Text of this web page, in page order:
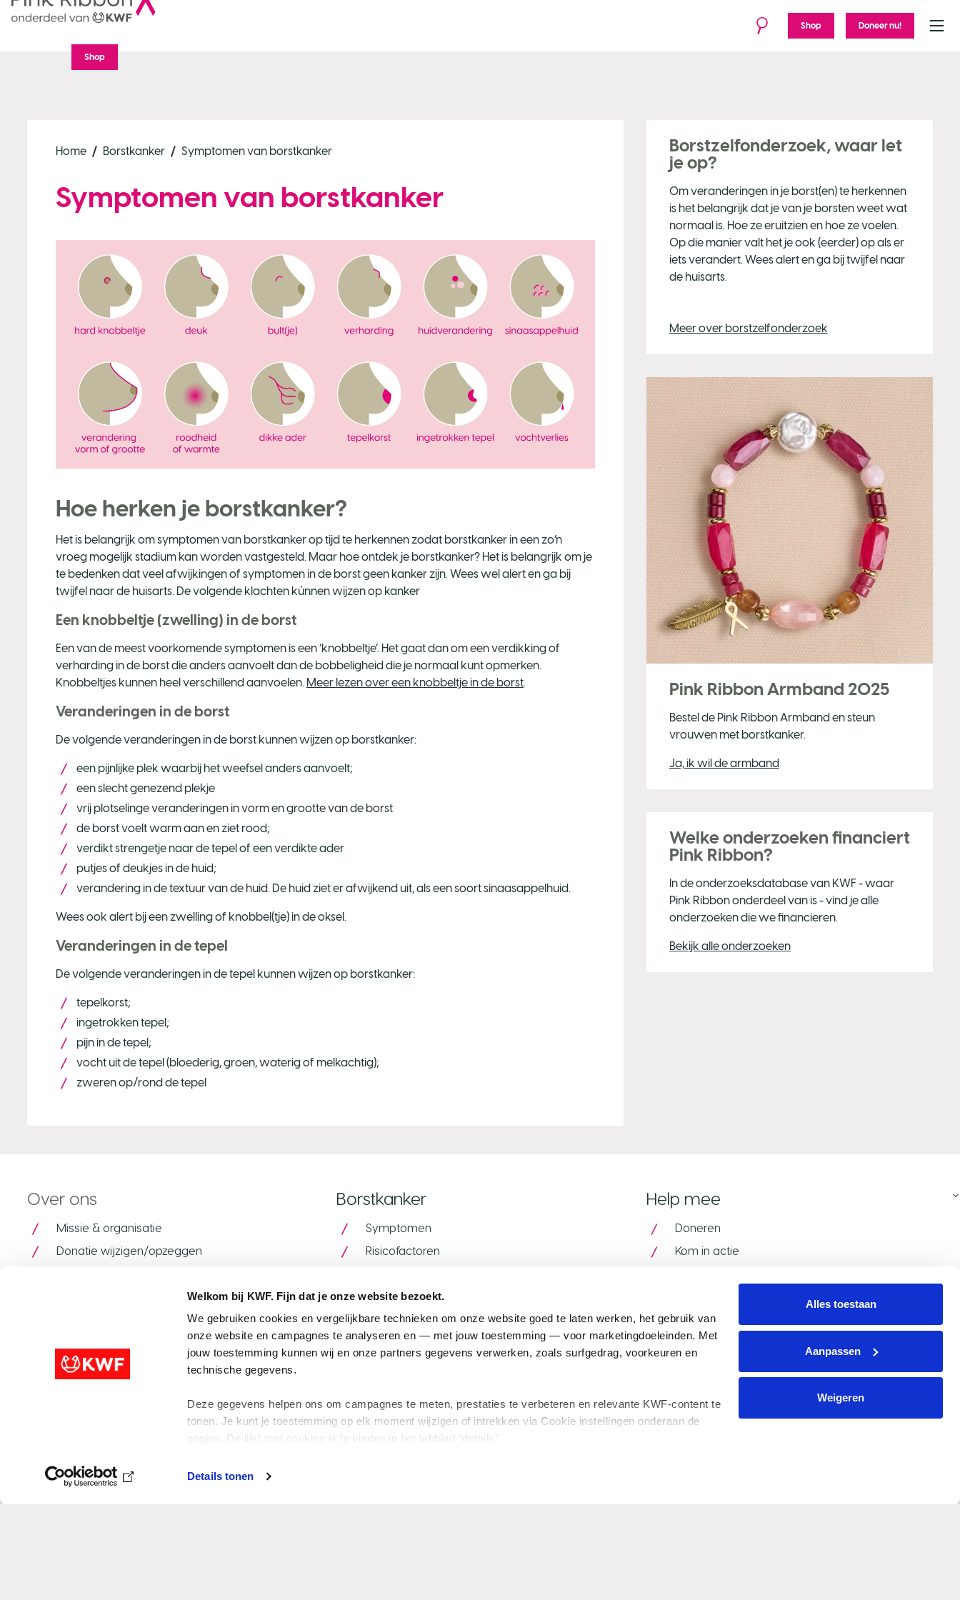
Welkom bij KWF. Fijn dat je onze website bezoekt.
We gebruiken cookies en vergelijkbare technieken om onze website goed te laten werken, het gebruik van
onze website en campagnes te analyseren en — met jouw toestemming — voor marketingdoeleinden. Met
jouw toestemming kunnen wij en onze partners gegevens verwerken, zoals surfgedrag, voorkeuren en
technische gegevens.
Deze gegevens helpen ons om campagnes te meten, prestaties te verbeteren en relevante KWF-content te
tonen. Je kunt je toestemming op elk moment wijzigen of intrekken via Cookie instellingen onderaan de
pagina. De lijst met cookies is te vinden in het tabblad “details”.
Details tonen
Alles toestaan
Aanpassen
Weigeren
Shop
Shop
Doneer nu!
Home Borstkanker Symptomen van borstkanker
Symptomen van borstkanker
Hoe herken je borstkanker?
Het is belangrijk om symptomen van borstkanker op tijd te herkennen zodat borstkanker in een zo’n
vroeg mogelijk stadium kan worden vastgesteld. Maar hoe ontdek je borstkanker? Het is belangrijk om je
te bedenken dat veel afwijkingen of symptomen in de borst geen kanker zijn. Wees wel alert en ga bij
twijfel naar de huisarts. De volgende klachten kúnnen wijzen op kanker
Een knobbeltje (zwelling) in de borst
Een van de meest voorkomende symptomen is een ‘knobbeltje’. Het gaat dan om een verdikking of
verharding in de borst die anders aanvoelt dan de bobbeligheid die je normaal kunt opmerken.
Knobbeltjes kunnen heel verschillend aanvoelen. Meer lezen over een knobbeltje in de borst.
Veranderingen in de borst
De volgende veranderingen in de borst kunnen wijzen op borstkanker:
een pijnlijke plek waarbij het weefsel anders aanvoelt;
een slecht genezend plekje
vrij plotselinge veranderingen in vorm en grootte van de borst
de borst voelt warm aan en ziet rood;
verdikt strengetje naar de tepel of een verdikte ader
putjes of deukjes in de huid;
verandering in de textuur van de huid. De huid ziet er afwijkend uit, als een soort sinaasappelhuid.
Wees ook alert bij een zwelling of knobbel(tje) in de oksel.
Veranderingen in de tepel
De volgende veranderingen in de tepel kunnen wijzen op borstkanker:
tepelkorst;
ingetrokken tepel;
pijn in de tepel;
vocht uit de tepel (bloederig, groen, waterig of melkachtig);
zweren op/rond de tepel
Borstzelfonderzoek, waar let
je op?
Om veranderingen in je borst(en) te herkennen
is het belangrijk dat je van je borsten weet wat
normaal is. Hoe ze eruitzien en hoe ze voelen.
Op die manier valt het je ook (eerder) op als er
iets verandert. Wees alert en ga bij twijfel naar
de huisarts.
Meer over borstzelfonderzoek
Pink Ribbon Armband 2025
Bestel de Pink Ribbon Armband en steun
vrouwen met borstkanker.
Ja, ik wil de armband
Welke onderzoeken financiert
Pink Ribbon?
In de onderzoeksdatabase van KWF - waar
Pink Ribbon onderdeel van is - vind je alle
onderzoeken die we financieren.
Bekijk alle onderzoeken
Over ons
Missie & organisatie
Donatie wijzigen/opzeggen
Geschiedenis van Pink Ribbon
Ambassadeur Quinty
Borstkanker
Symptomen
Risicofactoren
Fabels over borstkanker
Alcohol, voeding en thermografie
Ervaringsverhalen van patienten
Help mee
Doneren
Kom in actie
Speel mee met de VriendenLoterij
Postcode Loterij